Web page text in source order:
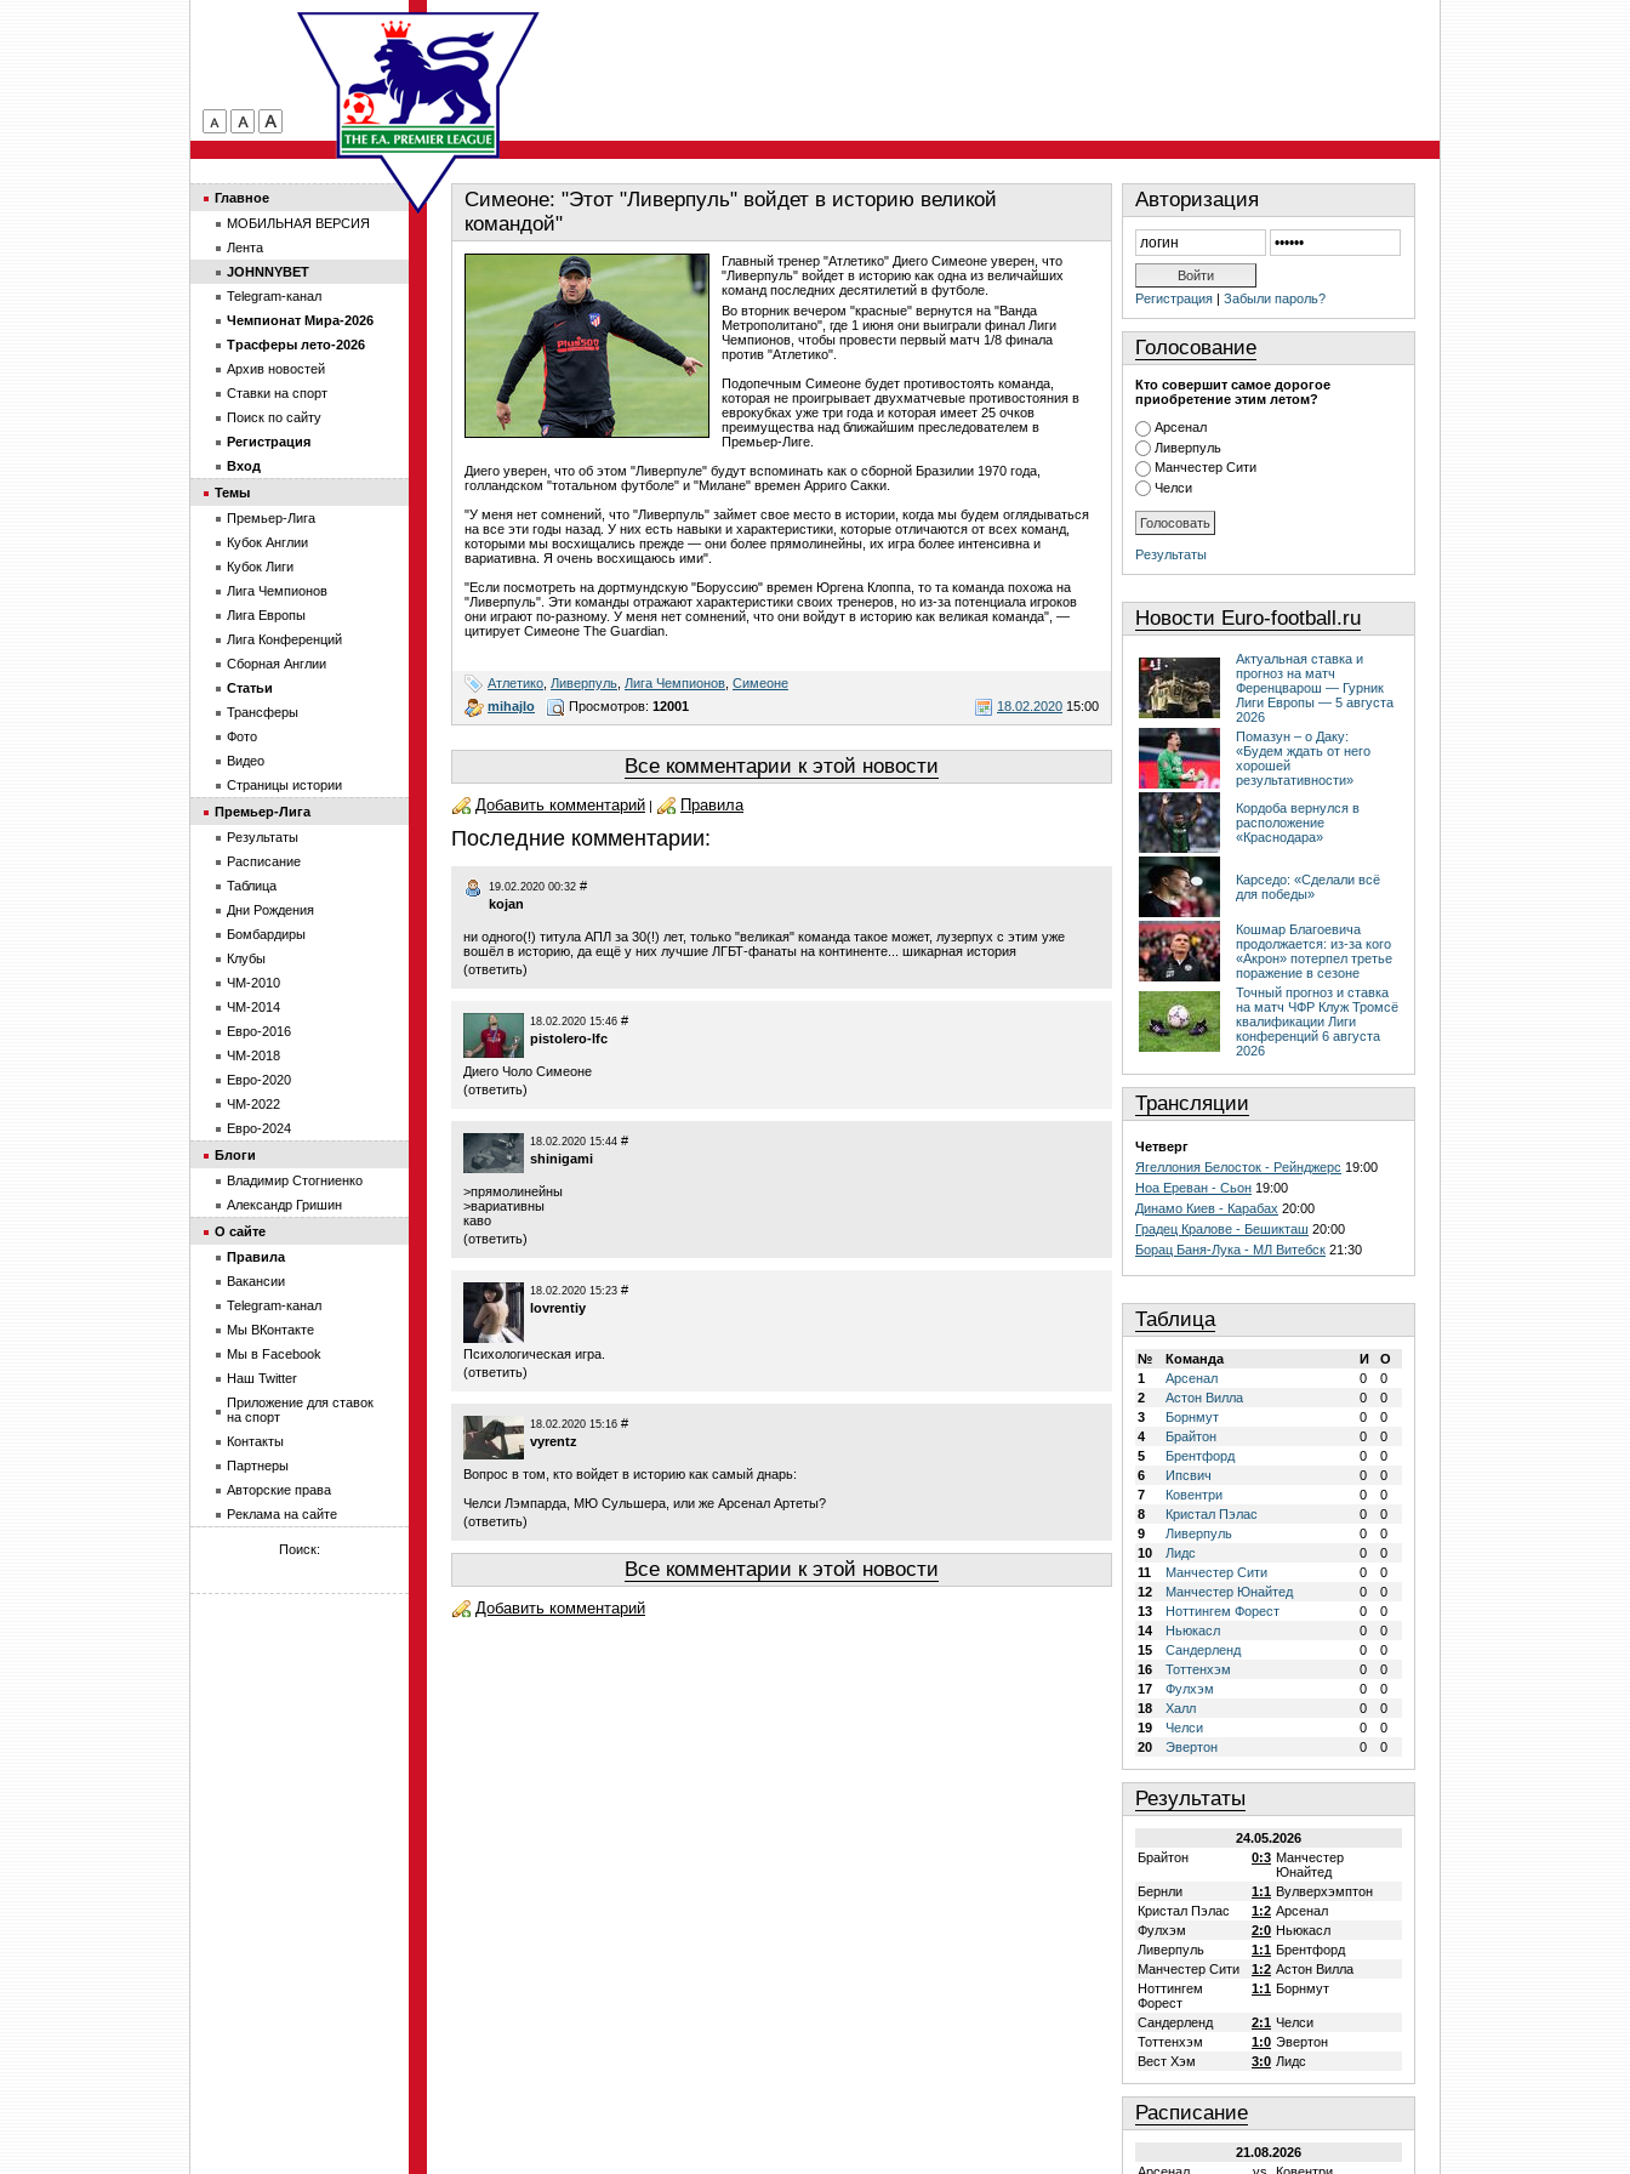
Симеоне: "Этот "Ливерпуль" войдет в историю великой
командой"
Главный тренер "Атлетико" Диего Симеоне уверен, что
"Ливерпуль" войдет в историю как одна из величайших
команд последних десятилетий в футболе.
Во вторник вечером "красные" вернутся на "Ванда
Метрополитано", где 1 июня они выиграли финал Лиги
Чемпионов, чтобы провести первый матч 1/8 финала
против "Атлетико".
Подопечным Симеоне будет противостоять команда,
которая не проигрывает двухматчевые противостояния в
еврокубках уже три года и которая имеет 25 очков
преимущества над ближайшим преследователем в
Премьер-Лиге.
Диего уверен, что об этом "Ливерпуле" будут вспоминать как о сборной Бразилии 1970 года,
голландском "тотальном футболе" и "Милане" времен Арриго Сакки.
"У меня нет сомнений, что "Ливерпуль" займет свое место в истории, когда мы будем оглядываться
на все эти годы назад. У них есть навыки и характеристики, которые отличаются от всех команд,
которыми мы восхищались прежде — они более прямолинейны, их игра более интенсивна и
вариативна. Я очень восхищаюсь ими".
"Если посмотреть на дортмундскую "Боруссию" времен Юргена Клоппа, то та команда похожа на
"Ливерпуль". Эти команды отражают характеристики своих тренеров, но из-за потенциала игроков
они играют по-разному. У меня нет сомнений, что они войдут в историю как великая команда", —
цитирует Симеоне The Guardian.
Атлетико Ливерпуль Лига Чемпионов Симеоне
mihajlo
18.02.2020 15:00
Просмотров: 12001
Все комментарии к этой новости
Добавить комментарий | Правила
Последние комментарии:
19.02.2020 00:32 #
kojan
ни одного(!) титула АПЛ за 30(!) лет, только "великая" команда такое может, лузерпух с этим уже
вошёл в историю, да ещё у них лучшие ЛГБТ-фанаты на континенте... шикарная история
(ответить)
18.02.2020 15:46 #
pistolero-lfc
Диего Чоло Симеоне
(ответить)
18.02.2020 15:44 #
shinigami
>прямолинейны
>вариативны
каво
(ответить)
18.02.2020 15:23 #
lovrentiy
Психологическая игра.
(ответить)
18.02.2020 15:16 #
vyrentz
Вопрос в том, кто войдет в историю как самый днарь:
Челси Лэмпарда, МЮ Сульшера, или же Арсенал Артеты?
(ответить)
Все комментарии к этой новости
Добавить комментарий
Авторизация
Регистрация | Забыли пароль?
Голосование
Кто совершит самое дорогое
приобретение этим летом?
Арсенал
Ливерпуль
Манчестер Сити
Челси
Результаты
Новости Euro-football.ru
Актуальная ставка и
прогноз на матч
Ференцварош — Гурник
Лиги Европы — 5 августа
2026
Помазун – о Даку:
«Будем ждать от него
хорошей
результативности»
Кордоба вернулся в
расположение
«Краснодара»
Карседо: «Сделали всё
для победы»
Кошмар Благоевича
продолжается: из-за кого
«Акрон» потерпел третье
поражение в сезоне
Точный прогноз и ставка
на матч ЧФР Клуж Тромсё
квалификации Лиги
конференций 6 августа
2026
Трансляции
Четверг
Ягеллония Белосток - Рейнджерс 19:00
Ноа Ереван - Сьон 19:00
Динамо Киев - Карабах 20:00
Градец Кралове - Бешикташ 20:00
Борац Баня-Лука - МЛ Витебск 21:30
Таблица
№ Команда И
О
1
Арсенал 0
0
2
Астон Вилла 0
0
3
Борнмут 0
0
4
Брайтон 0
0
5
Брентфорд 0
0
6
Ипсвич 0
0
7
Ковентри 0
0
8
Кристал Пэлас 0
0
9
Ливерпуль 0
0
10
Лидс 0
0
11
Манчестер Сити 0
0
12
Манчестер Юнайтед 0
0
13
Ноттингем Форест 0
0
14
Ньюкасл 0
0
15
Сандерленд 0
0
16
Тоттенхэм 0
0
17
Фулхэм 0
0
18
Халл 0
0
19
Челси 0
0
20
Эвертон 0 0
Результаты
24.05.2026
Брайтон
0:3 Манчестер
Юнайтед
Бернли
1:1 Вулверхэмптон
Кристал Пэлас
1:2 Арсенал
Фулхэм
2:0 Ньюкасл
Ливерпуль
1:1 Брентфорд
Манчестер Сити
1:2 Астон Вилла
Ноттингем
Форест
1:1 Борнмут
Сандерленд 2:1 Челси
Тоттенхэм
1:0 Эвертон
Вест Хэм
3:0 Лидс
Расписание
21.08.2026
Главное
МОБИЛЬНАЯ ВЕРСИЯ
Лента
JOHNNYBET
Telegram-канал
Чемпионат Мира-2026
Трасферы лето-2026
Архив новостей
Ставки на спорт
Поиск по сайту
Регистрация
Вход
Темы
Премьер-Лига
Кубок Англии
Кубок Лиги
Лига Чемпионов
Лига Европы
Лига Конференций
Сборная Англии
Статьи
Трансферы
Фото
Видео
Страницы истории
Премьер-Лига
Результаты
Расписание
Таблица
Дни Рождения
Бомбардиры
Клубы
ЧМ-2010
ЧМ-2014
Евро-2016
ЧМ-2018
Евро-2020
ЧМ-2022
Евро-2024
Блоги
Владимир Стогниенко
Александр Гришин
О сайте
Правила
Вакансии
Telegram-канал
Мы ВКонтакте
Мы в Facebook
Наш Twitter
Приложение для ставок
на спорт
Контакты
Партнеры
Авторские права
Реклама на сайте
Поиск: